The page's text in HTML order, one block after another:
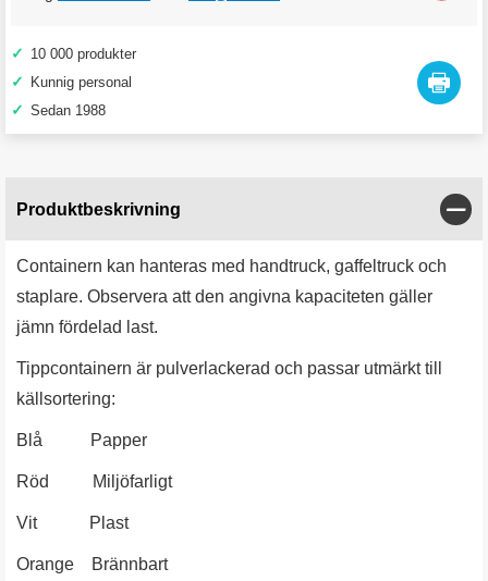
✓ 10 000 produkter
✓ Kunnig personal
✓ Sedan 1988
Produktbeskrivning
Containern kan hanteras med handtruck, gaffeltruck och
staplare. Observera att den angivna kapaciteten gäller
jämn fördelad last.
Tippcontainern är pulverlackerad och passar utmärkt till
källsortering:
Blå Papper
Röd Miljöfarligt
Vit Plast
Orange Brännbart